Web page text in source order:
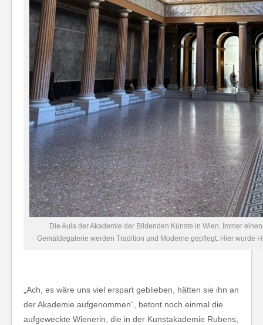
Die Aula der Akademie der Bildenden Künste in Wien. Immer
Gemäldegalerie werden Tradition und Moderne gepflegt. Hier wurde
„Ach, es wäre uns viel erspart geblieben, hätten sie ihn an
der Akademie aufgenommen“, betont noch einmal die
aufgeweckte Wienerin, die in der Kunstakademie Rubens,